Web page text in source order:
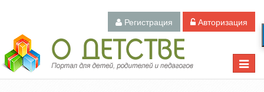
Регистрация Авторизация
Toggle
Педагогический портал «О детстве»